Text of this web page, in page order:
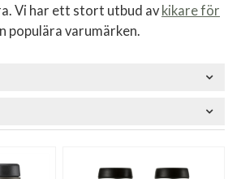
Vi har ett stort utbud av kikare för
populära varumärken.